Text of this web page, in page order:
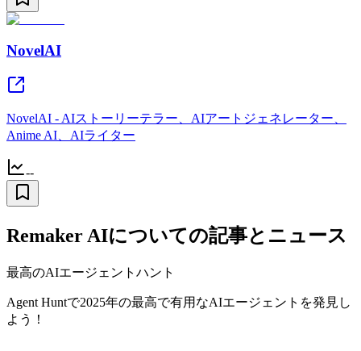
NovelAI
NovelAI - AIストーリーテラー、AIアートジェネレーター、
Anime AI、AIライター
--
Remaker AIについての記事とニュース
最高のAIエージェントハント
Agent Huntで2025年の最高で有用なAIエージェントを発見し
よう！